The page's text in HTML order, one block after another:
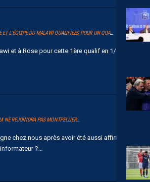
ROSE KADZERE ET L’ÉQUIPE DU MALAWI QUALIFIÉES POUR UN QUART DE FINALE HISTORIQUE DE LA CAN 2026
et à Rose pour cette 1ère qualif en 1/4 de
NE REJOINDRA PAS MONTPELLIER…
chez nous après avoir été aussi affirmatif
?...